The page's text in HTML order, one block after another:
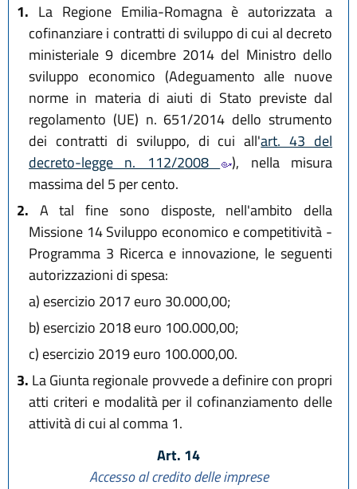
1. La Regione Emilia-Romagna è autorizzata a
cofinanziare i contratti di sviluppo di cui al decreto
ministeriale 9 dicembre 2014 del Ministro dello
sviluppo economico (Adeguamento alle nuove
norme in materia di aiuti di Stato previste dal
regolamento (UE) n. 651/2014 dello strumento
dei contratti di sviluppo, di cui all'art. 43 del
decreto-legge n. 112/2008
), nella misura
massima del 5 per cento.
2. A tal fine sono disposte, nell'ambito della
Missione 14 Sviluppo economico e competitività -
Programma 3 Ricerca e innovazione, le seguenti
autorizzazioni di spesa:
a) esercizio 2017 euro 30.000,00;
b) esercizio 2018 euro 100.000,00;
c) esercizio 2019 euro 100.000,00.
3. La Giunta regionale provvede a definire con propri
atti criteri e modalità per il cofinanziamento delle
attività di cui al comma 1.
Art. 14
Accesso al credito delle imprese